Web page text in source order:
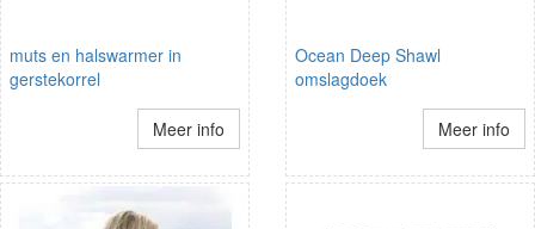
muts en halswarmer in
gerstekorrel
Meer info
Ocean Deep Shawl
omslagdoek
Meer info